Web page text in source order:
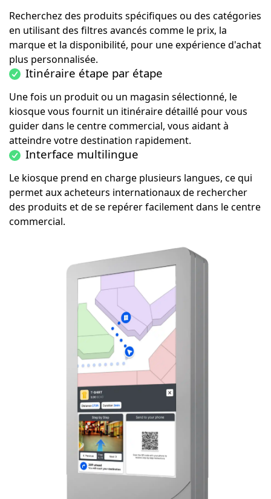
Recherchez des produits spécifiques ou des catégories
en utilisant des filtres avancés comme le prix, la
marque et la disponibilité, pour une expérience d'achat
plus personnalisée.
Itinéraire étape par étape
Une fois un produit ou un magasin sélectionné, le
kiosque vous fournit un itinéraire détaillé pour vous
guider dans le centre commercial, vous aidant à
atteindre votre destination rapidement.
Interface multilingue
Le kiosque prend en charge plusieurs langues, ce qui
permet aux acheteurs internationaux de rechercher
des produits et de se repérer facilement dans le centre
commercial.